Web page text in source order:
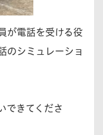
が電話を受ける役
のシミュレーショ
できてくださ